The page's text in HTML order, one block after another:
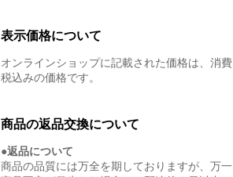
表示価格について
オンラインショップに記載された価格は、消費
税込みの価格です。
商品の返品交換について
●返品について
商品の品質には万全を期しておりますが、万一